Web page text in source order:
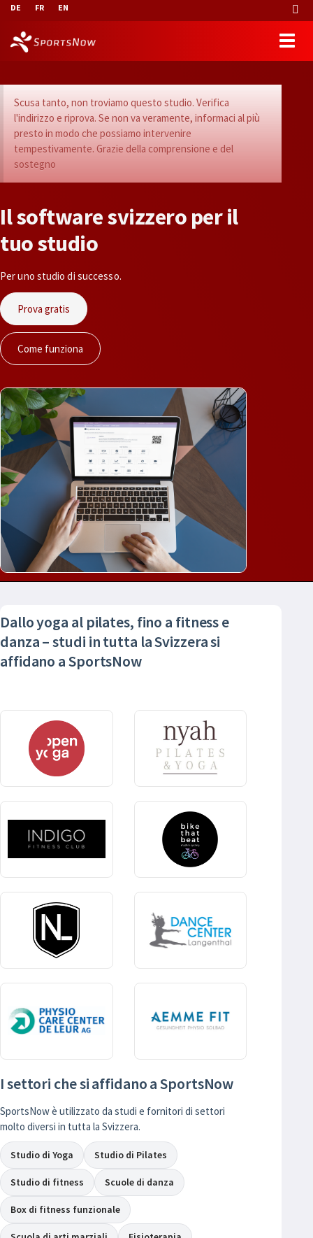
DE FR EN
Scusa tanto, non troviamo questo studio. Verifica
l'indirizzo e riprova. Se non va veramente, informaci al più
presto in modo che possiamo intervenire
tempestivamente. Grazie della comprensione e del
sostegno
Ilsoftwaresvizzero per il
tuostudio
Per uno studio di successo.
Prova gratis
Come funziona
Dallo yoga al pilates, fino a fitness e
danza – studi in tutta la Svizzera si
affidano a SportsNow
I settori che si affidano a SportsNow
SportsNow è utilizzato da studi e fornitori di settori
molto diversi in tutta la Svizzera.
Studio di Yoga Studio di Pilates
Studio di fitness Scuole di danza
Box di fitness funzionale